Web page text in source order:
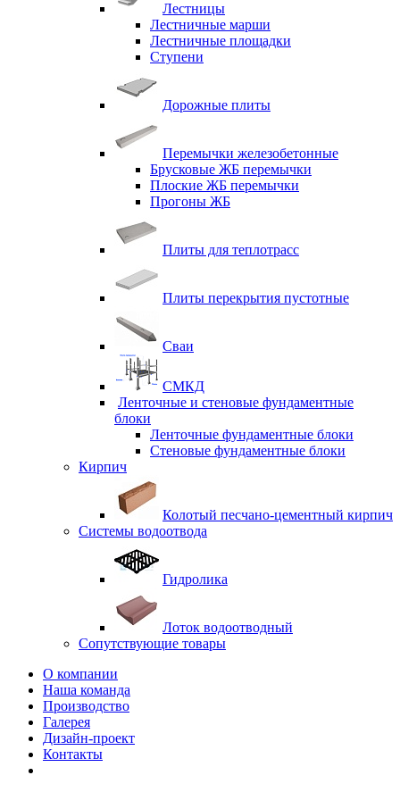
Лестницы
Лестничные марши
Лестничные площадки
Ступени
Дорожные плиты
Перемычки железобетонные
Брусковые ЖБ перемычки
Плоские ЖБ перемычки
Прогоны ЖБ
Плиты для теплотрасс
Плиты перекрытия пустотные
Сваи
СМКД
Ленточные и стеновые фундаментные
блоки
Ленточные фундаментные блоки
Стеновые фундаментные блоки
Кирпич
Колотый песчано-цементный кирпич
Системы водоотвода
Гидролика
Лоток водоотводный
Сопутствующие товары
О компании
Наша команда
Производство
Галерея
Дизайн-проект
Контакты